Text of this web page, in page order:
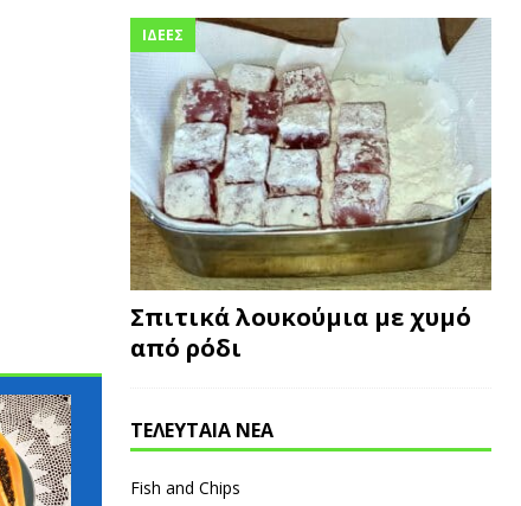
ΙΔΕΕΣ
Σπιτικά λουκούμια με χυμό
από ρόδι
ΤΕΛΕΥΤΑΙΑ ΝΕΑ
Fish and Chips